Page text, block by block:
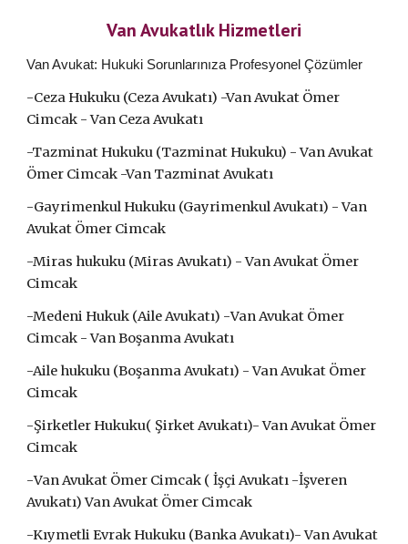
Van Avukatlık Hizmetleri
Van Avukat: Hukuki Sorunlarınıza Profesyonel Çözümler
-Ceza Hukuku (Ceza Avukatı) -Van Avukat Ömer
Cimcak - Van Ceza Avukatı
-Tazminat Hukuku (Tazminat Hukuku) -Van Avukat
Ömer Cimcak -Van Tazminat Avukatı
-Gayrimenkul Hukuku (Gayrimenkul Avukatı) -Van
Avukat Ömer Cimcak
-Miras hukuku (Miras Avukatı) -Van Avukat Ömer
Cimcak
-Medeni Hukuk (Aile Avukatı) -Van Avukat Ömer
Cimcak - Van Boşanma Avukatı
-Aile hukuku (Boşanma Avukatı) -Van Avukat Ömer
Cimcak
-Şirketler Hukuku( Şirket Avukatı)-Van Avukat Ömer
Cimcak
-Van Avukat Ömer Cimcak ( İşçiAvukatı -İşveren
Avukatı)Van Avukat Ömer Cimcak
-Kıymetli Evrak Hukuku (Banka Avukatı)-Van Avukat